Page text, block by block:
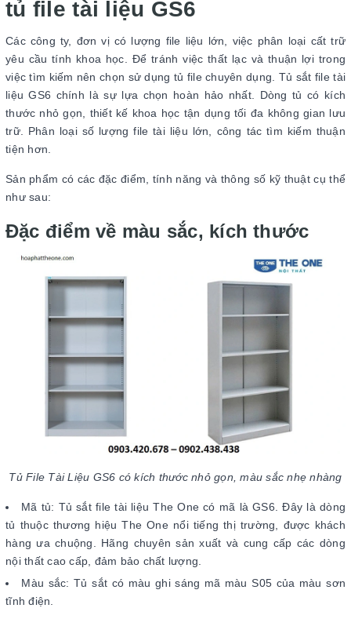
tủ file tài liệu GS6
Các công ty, đơn vị có lượng file liệu lớn, việc phân loại cất trữ
yêu cầu tính khoa học. Để tránh việc thất lạc và thuận lợi trong
việc tìm kiếm nên chọn sử dụng tủ file chuyên dụng. Tủ sắt file tài
liệu GS6 chính là sự lựa chọn hoàn hảo nhất. Dòng tủ có kích
thước nhỏ gọn, thiết kế khoa học tận dụng tối đa không gian lưu
trữ. Phân loại số lượng file tài liệu lớn, công tác tìm kiếm thuận
tiện hơn.
Sản phẩm có các đặc điểm, tính năng và thông số kỹ thuật cụ thể
như sau:
Đặc điểm về màu sắc, kích thước
Tủ File Tài Liệu GS6 có kích thước nhỏ gọn, màu sắc nhẹ nhàng
Mã tủ: Tủ sắt file tài liệu The One có mã là GS6. Đây là dòng
tủ thuộc thương hiệu The One nổi tiếng thị trường, được khách
hàng ưa chuộng. Hãng chuyên sản xuất và cung cấp các dòng
nội thất cao cấp, đảm bảo chất lượng.
Màu sắc: Tủ sắt có màu ghi sáng mã màu S05 của màu sơn
tĩnh điện.